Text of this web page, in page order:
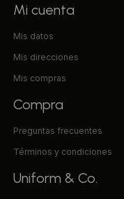
Mi cuenta
Mis datos
Mis direcciones
Mis compras
Compra
Preguntas frecuentes
Términos y condiciones
Uniform & Co.